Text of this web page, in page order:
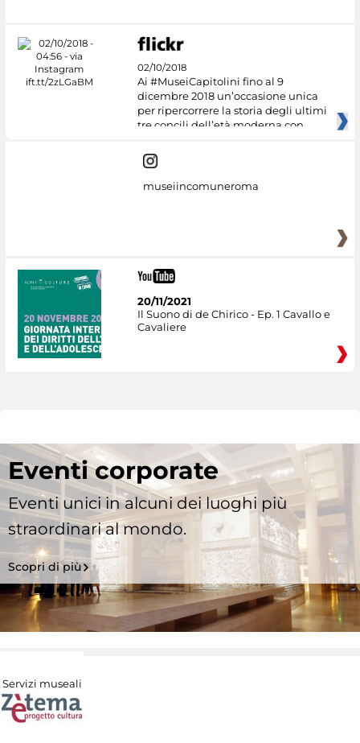
02/10/2018
Ai #MuseiCapitolini fino al 9
dicembre 2018 un’occasione unica
per ripercorrere la storia degli ultimi
tre concili dell’età moderna con
museiincomuneroma
20/11/2021
Il Suono di de Chirico - Ep. 1 Cavallo e
Cavaliere
Eventi corporate
Eventi unici in alcuni dei luoghi più
straordinari al mondo.
Scopri di più
Servizi museali